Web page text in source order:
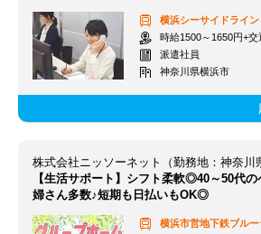
横浜シーサイドライン
時給1500～1650円+交
派遣社員
神奈川県横浜市
【生活サポート】シフト柔軟◎40～50代
婦さん多数♪短期も日払いもOK◎
横浜市営地下鉄ブルー